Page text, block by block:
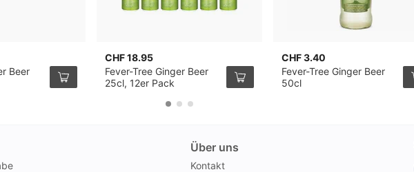
Beer
CHF 18.95
Fever-Tree Ginger Beer
25cl, 12er Pack
CHF 3.40
Fever-Tree Ginger Beer
50cl
Über uns
Kontakt